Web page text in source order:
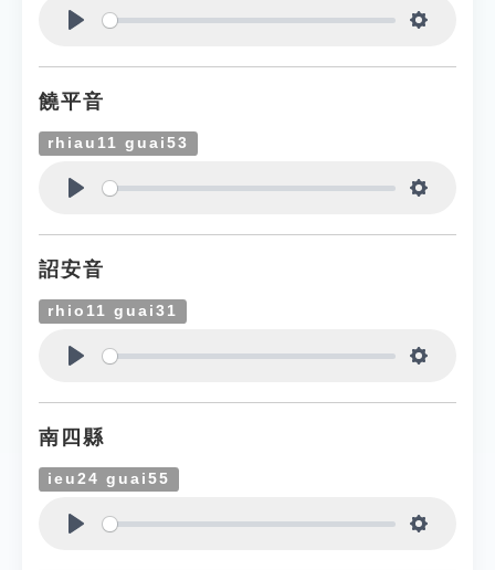
饒平音
rhiau11 guai53
詔安音
rhio11 guai31
南四縣
ieu24 guai55